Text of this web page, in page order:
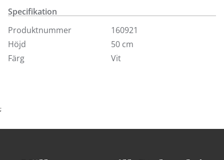
Våra konstväxter går att köpa online och i våra butiker
i Kungens Kurva och Sollentuna. Sortimentet kan
variera från butik till butik.
Specifikation
Produktnummer
160921
Höjd
50 cm
Färg
Vit
;